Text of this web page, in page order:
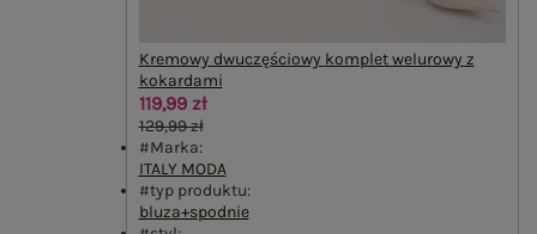
Kremowy dwuczęściowy komplet welurowy z
kokardami
119,99 zł
129,99 zł
#Marka:
ITALY MODA
#typ produktu:
bluza+spodnie